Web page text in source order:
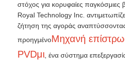
στόχος για κορυφαίες παγκόσμιες
Royal Technology Inc.
ζήτηση της αγοράς
προηγμένοΜηχανή
PVDμι , ένα σύστημα